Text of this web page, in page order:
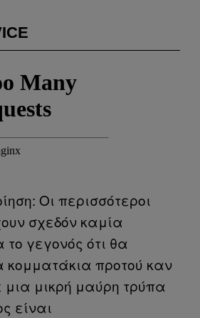
Οι περισσότεροι
σχεδόν καμία
γεγονός ότι θα
κομματάκια προτού καν
μια μικρή μαύρη τρύπα
είναι